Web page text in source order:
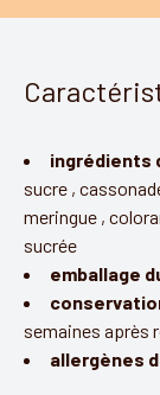
ingrédients
sucre ,
meringue ,
sucrée
emballage
semaines après
allergènes